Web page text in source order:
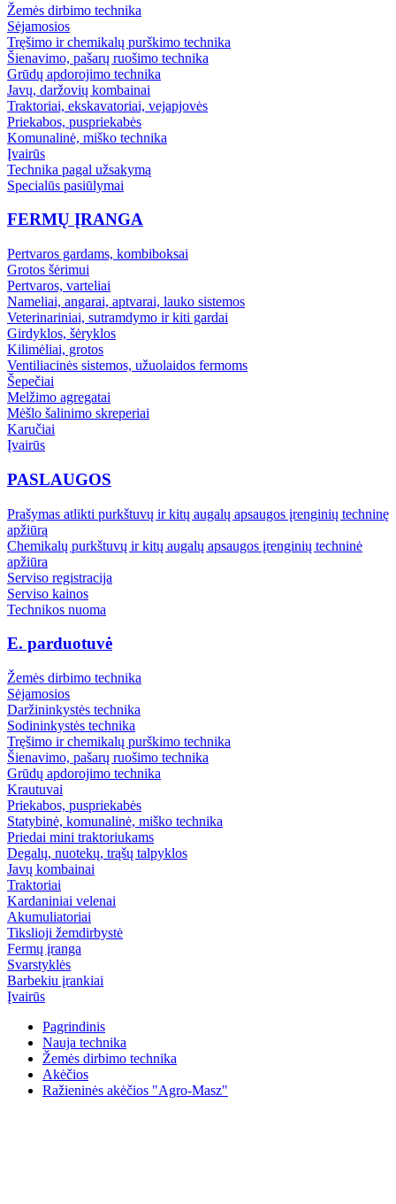
Žemės dirbimo technika
Sėjamosios
Tręšimo ir chemikalų purškimo technika
Šienavimo, pašarų ruošimo technika
Grūdų apdorojimo technika
Javų, daržovių kombainai
Traktoriai, ekskavatoriai, vejapjovės
Priekabos, puspriekabės
Komunalinė, miško technika
Įvairūs
Technika pagal užsakymą
Specialūs pasiūlymai
FERMŲ ĮRANGA
Pertvaros gardams, kombiboksai
Grotos šėrimui
Pertvaros, varteliai
Nameliai, angarai, aptvarai, lauko sistemos
Veterinariniai, sutramdymo ir kiti gardai
Girdyklos, šėryklos
Kilimėliai, grotos
Ventiliacinės sistemos, užuolaidos fermoms
Šepečiai
Melžimo agregatai
Mėšlo šalinimo skreperiai
Karučiai
Įvairūs
PASLAUGOS
Prašymas atlikti purkštuvų ir kitų augalų apsaugos įrenginių techninę
apžiūrą
Chemikalų purkštuvų ir kitų augalų apsaugos įrenginių techninė
apžiūra
Serviso registracija
Serviso kainos
Technikos nuoma
E. parduotuvė
Žemės dirbimo technika
Sėjamosios
Daržininkystės technika
Sodininkystės technika
Tręšimo ir chemikalų purškimo technika
Šienavimo, pašarų ruošimo technika
Grūdų apdorojimo technika
Krautuvai
Priekabos, puspriekabės
Statybinė, komunalinė, miško technika
Priedai mini traktoriukams
Degalų, nuotekų, trąšų talpyklos
Javų kombainai
Traktoriai
Kardaniniai velenai
Akumuliatoriai
Tikslioji žemdirbystė
Fermų įranga
Svarstyklės
Barbekiu įrankiai
Įvairūs
Pagrindinis
Nauja technika
Žemės dirbimo technika
Akėčios
Ražieninės akėčios "Agro-Masz"